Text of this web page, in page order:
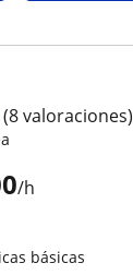
/h
(8 valoraciones)
básicas